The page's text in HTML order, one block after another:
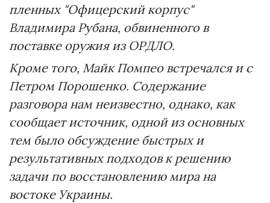
пленных "Офицерский корпус"
Владимира Рубана, обвиненного в
поставке оружия из ОРДЛО.
Кроме того, Майк Помпео встречался и с
Петром Порошенко. Содержание
разговора нам неизвестно, однако, как
сообщает источник, одной из основных
тем было обсуждение быстрых и
результативных подходов к решению
задачи по восстановлению мира на
востоке Украины.